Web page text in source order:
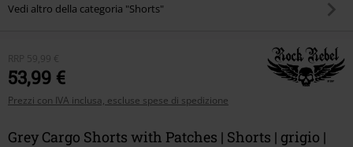
Vedi altro della categoria "Shorts"
RRP 59,99 €
53,99 €
Prezzi con IVA inclusa, escluse spese di spedizione
Grey Cargo Shorts with Patches | Shorts | grigio |